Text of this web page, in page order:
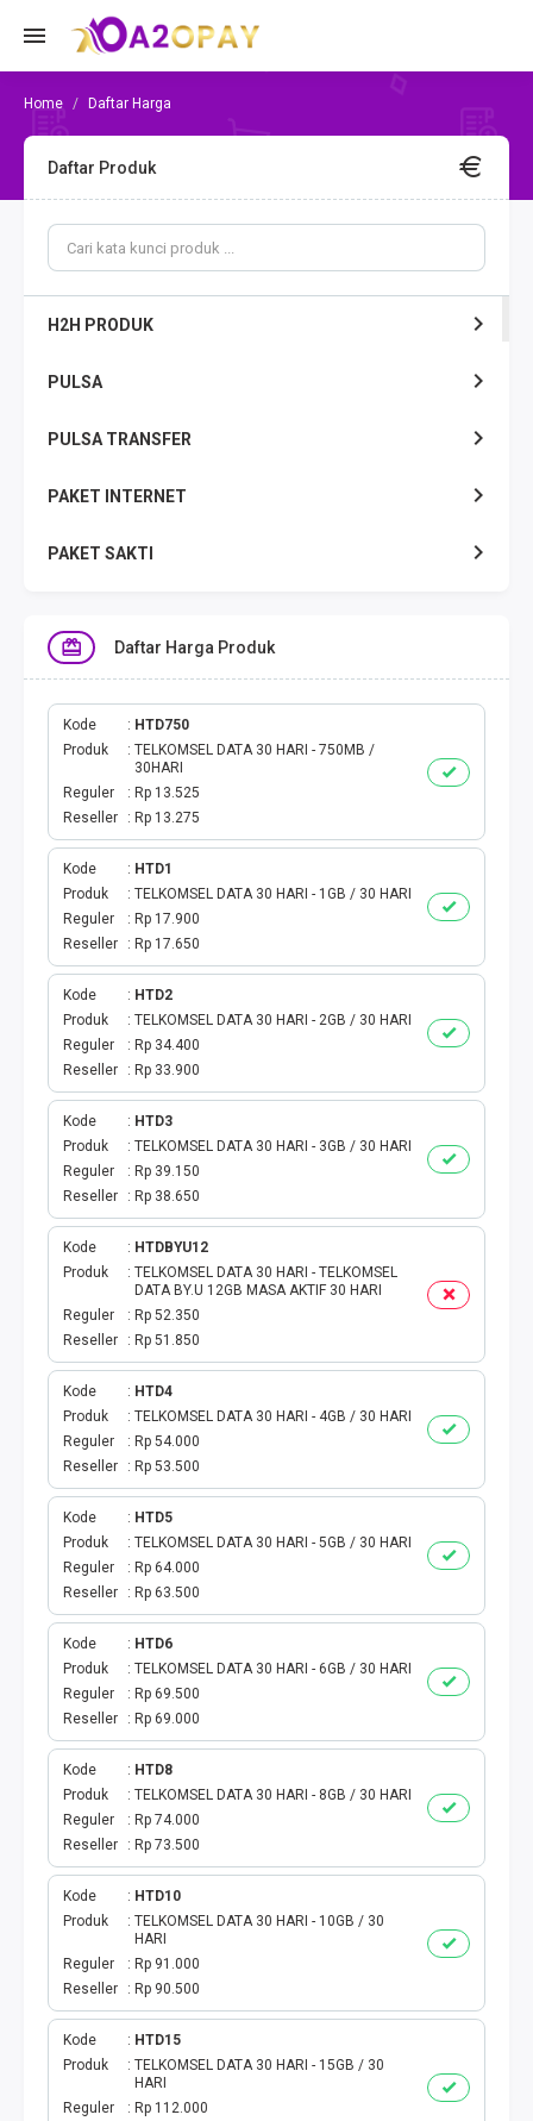
Daftar Harga
Daftar Produk
H2H PRODUK
PULSA
PULSA TRANSFER
PAKET INTERNET
PAKET SAKTI
EMONEY
PAKET SAKTI ALL OPT
TELEPON & SMS
PAKET SMS
AKTIVASI PAKET
VOUCHER DATA
VOUCHER TV
TOKEN PLN
ISI ULANG GAME
TAG PLN
TAG PDAM
TAG TELKOM
HP PASCA
TAG TV PASCABAYAR
TAG CICILAN
TAG FINANCE
TAG KREDIT
TAG PBB
TAG PGN & PERTAGAS
VA BEBAS NOMINAL
TRANSFER UANG
VA NOMINAL
BEBAS NOMINAL
E WALLET BEBAS NOMINAL
Daftar Harga Produk
Kode
HTD750
Produk
TELKOMSEL DATA 30 HARI - 750MB /
30HARI
Reguler
Rp 13.525
Reseller
Rp 13.275
Kode
HTD1
Produk
TELKOMSEL DATA 30 HARI - 1GB / 30 HARI
Reguler
Rp 17.900
Reseller
Rp 17.650
Kode
HTD2
Produk
TELKOMSEL DATA 30 HARI - 2GB / 30 HARI
Reguler
Rp 34.400
Reseller
Rp 33.900
Kode
HTD3
Produk
TELKOMSEL DATA 30 HARI - 3GB / 30 HARI
Reguler
Rp 39.150
Reseller
Rp 38.650
Kode
HTDBYU12
Produk
TELKOMSEL DATA 30 HARI - TELKOMSEL
DATA BY.U 12GB MASA AKTIF 30 HARI
Reguler
Rp 52.350
Reseller
Rp 51.850
Kode
HTD4
Produk
TELKOMSEL DATA 30 HARI - 4GB / 30 HARI
Reguler
Rp 54.000
Reseller
Rp 53.500
Kode
HTD5
Produk
TELKOMSEL DATA 30 HARI - 5GB / 30 HARI
Reguler
Rp 64.000
Reseller
Rp 63.500
Kode
HTD6
Produk
TELKOMSEL DATA 30 HARI - 6GB / 30 HARI
Reguler
Rp 69.500
Reseller
Rp 69.000
Kode
HTD8
Produk
TELKOMSEL DATA 30 HARI - 8GB / 30 HARI
Reguler
Rp 74.000
Reseller
Rp 73.500
Kode
HTD10
Produk
TELKOMSEL DATA 30 HARI - 10GB / 30
HARI
Reguler
Rp 91.000
Reseller
Rp 90.500
Kode
HTD15
Produk
TELKOMSEL DATA 30 HARI - 15GB / 30
HARI
Reguler
Rp 112.000